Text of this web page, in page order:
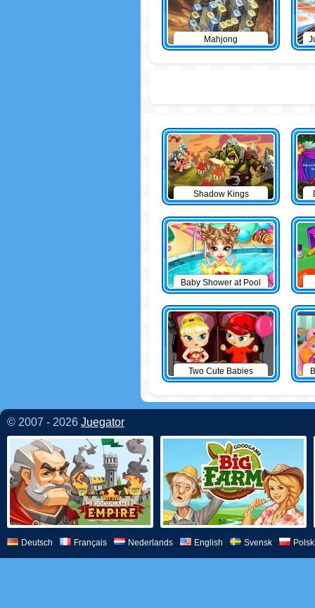
Mahjong
Shadow Kings
Baby Shower at Pool
Two Cute Babies
© 2007 - 2026 Juegator
Deutsch Français Nederlands English Svensk